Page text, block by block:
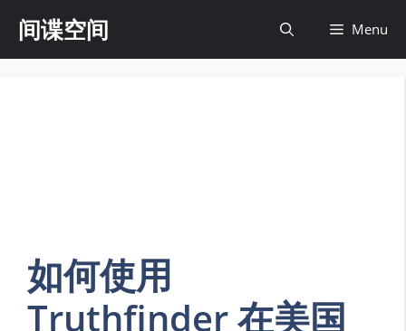
content
间谍空间 Menu
如何使用
Truthfinder 在美国